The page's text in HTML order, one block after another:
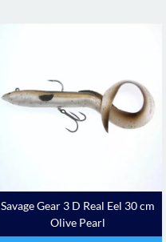
Savage Gear 3 D Real Eel 30 cm
Olive Pearl